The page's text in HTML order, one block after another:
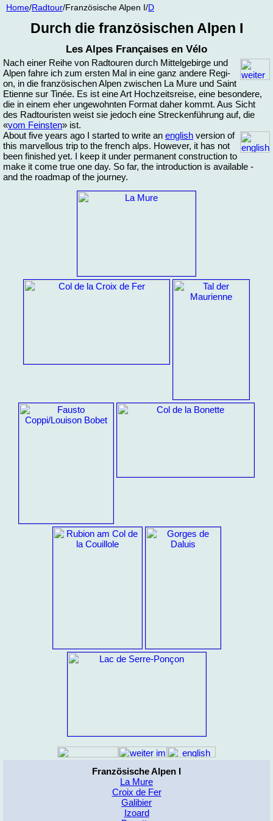
Home/Rad­tour/Fran­zö­si­sche Al­pen I/D
Durch die fran­zö­si­schen Al­pen I
Les Al­pes Françai­ses en Vélo
Nach ei­ner Rei­he von Rad­tou­ren durch Mit­tel­ge­bir­ge und
Al­pen fah­re ich zum ers­ten Mal in ei­ne ganz an­de­re Re­gi­
on, in die fran­zö­si­schen Al­pen zwi­schen La Mure und Saint
Eti­enne sur Tinée. Es ist ei­ne Art Hoch­zeits­rei­se, ei­ne be­son­de­re,
die in ei­nem eher un­ge­wohn­ten For­mat da­her kommt. Aus Sicht
des Rad­tou­ris­ten weist sie je­doch ei­ne Stre­cken­füh­rung auf, die
«vom Feins­ten» ist.
About fi­ve years ago
I star­ted to wri­te an eng­lish ver­sion of
this mar­vel­lous trip to the french al­ps. Ho­we­ver, it has not
be­en fi­nis­hed yet. I keep it un­der per­ma­nent con­struc­ti­on to
ma­ke it co­me true one day. So far, the in­tro­duc­ti­on is availa­ble -
and the road­map of the jour­ney.
Französische Alpen I
La Mure
Croix de Fer
Galibier
Izoard